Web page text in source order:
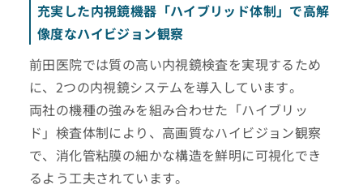
充実した内視鏡機器「ハイブリッド体制」で高解
像度なハイビジョン観察
前田医院では質の高い内視鏡検査を実現するため
に、2つの内視鏡システムを導入しています。
両社の機種の強みを組み合わせた「ハイブリッ
ド」検査体制により、高画質なハイビジョン観察
で、消化管粘膜の細かな構造を鮮明に可視化でき
るよう工夫されています。